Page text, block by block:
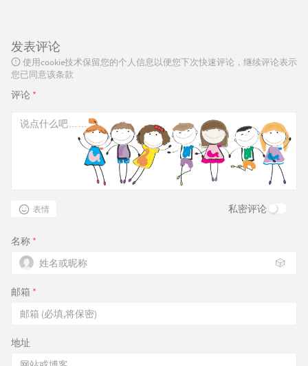
发表评论
使用cookie技术保留您的个人信息以便您下次快速评论，继续评论表示
您已同意该条款
评论 *
表情 私密评论
名称 *
🎲
邮箱 *
地址